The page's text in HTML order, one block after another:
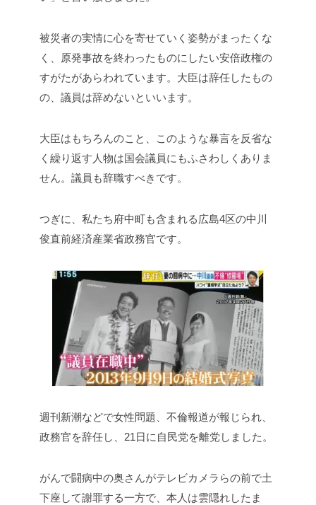
被災者の実情に心を寄せていく姿勢がまったくな
く、原発事故を終わったものにしたい安倍政権の
すがたがあらわれています。大臣は辞任したもの
の、議員は辞めないといいます。
大臣はもちろんのこと、このような暴言を反省な
く繰り返す人物は国会議員にもふさわしくありま
せん。議員も辞職すべきです。
つぎに、私たち府中町も含まれる広島4区の中川
俊直前経済産業省政務官です。
週刊新潮などで女性問題、不倫報道が報じられ、
政務官を辞任し、21日に自民党を離党しました。
がんで闘病中の奥さんがテレビカメラらの前で土
下座して謝罪する一方で、本人は雲隠れしたま